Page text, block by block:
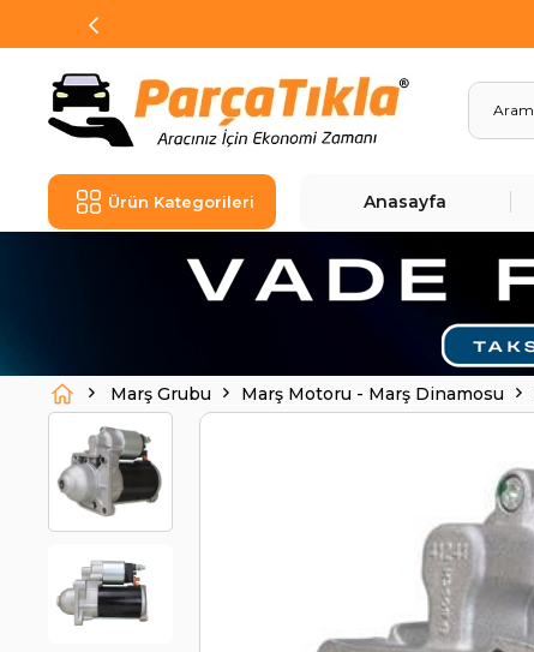
Ürün Kategorileri Anasayfa
Marş Grubu Marş Motoru - Marş Dinamosu